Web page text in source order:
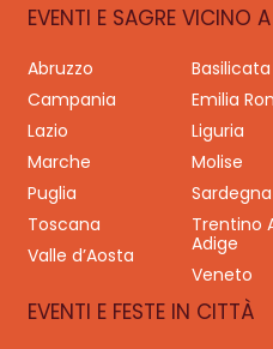
EVENTI E SAGRE VICINO
Abruzzo Basilicata
Campania
Emilia
Lazio
Liguria
Marche
Molise
Puglia
Sardegna
Toscana
Trentino
Adige
Valle d’Aosta
Veneto
EVENTI E FESTE IN CITTÀ